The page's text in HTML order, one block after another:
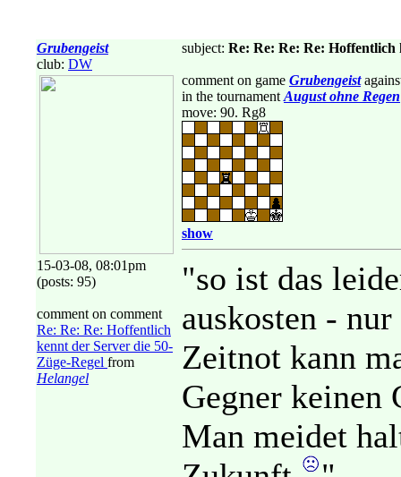
Grubengeist
club: DW
15-03-08, 08:01pm
(posts: 95)
comment on comment
Re: Re: Re: Hoffentlich
kennt der Server die 50-
Züge-Regel from
Helangel
subject: Re: Re: Re: Re: Hoffentlich
comment on game Grubengeist
in the tournament August ohne Regen
move: 90. Rg8
show
"so ist das
auskosten -
Zeitnot kann
Gegner keinen
Man meidet